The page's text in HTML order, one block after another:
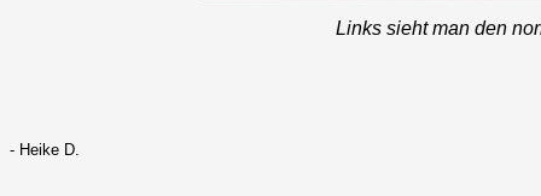
Links sieht man den
- Heike D.